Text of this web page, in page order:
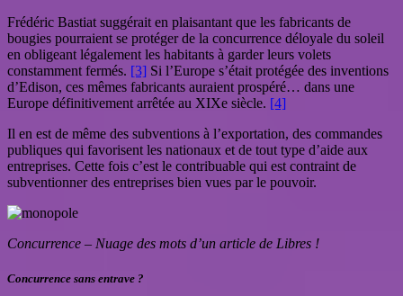
Frédéric Bastiat suggérait en plaisantant que les fabricants de
bougies pourraient se protéger de la concurrence déloyale du soleil
en obligeant légalement les habitants à garder leurs volets
constamment fermés. [3] Si l’Europe s’était protégée des inventions
d’Edison, ces mêmes fabricants auraient prospéré… dans une
Europe définitivement arrêtée au XIXe siècle. [4]
Il en est de même des subventions à l’exportation, des commandes
publiques qui favorisent les nationaux et de tout type d’aide aux
entreprises. Cette fois c’est le contribuable qui est contraint de
subventionner des entreprises bien vues par le pouvoir.
Concurrence – Nuage des mots d’un article de Libres !
Concurrence sans entrave ?